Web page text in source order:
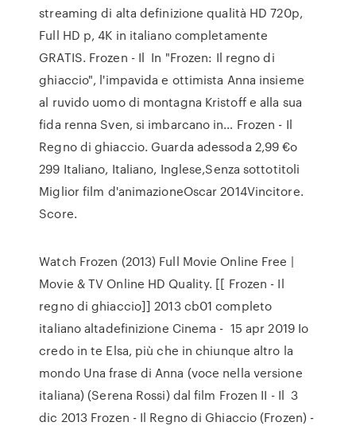
streaming di alta definizione qualità HD 720p,
Full HD p, 4K in italiano completamente
GRATIS. Frozen - Il In "Frozen: Il regno di
ghiaccio", l'impavida e ottimista Anna insieme
al ruvido uomo di montagna Kristoff e alla sua
fida renna Sven, si imbarcano in… Frozen - Il
Regno di ghiaccio. Guarda adessoda 2,99 €o
299 Italiano, Italiano, Inglese,Senza sottotitoli
Miglior film d'animazioneOscar 2014Vincitore.
Score.
Watch Frozen (2013) Full Movie Online Free |
Movie & TV Online HD Quality. [[ Frozen - Il
regno di ghiaccio]] 2013 cb01 completo
italiano altadefinizione Cinema - 15 apr 2019 Io
credo in te Elsa, più che in chiunque altro la
mondo Una frase di Anna (voce nella versione
italiana) (Serena Rossi) dal film Frozen II - Il 3
dic 2013 Frozen - Il Regno di Ghiaccio (Frozen) -